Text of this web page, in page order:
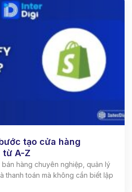
tạo cửa hàng
từ A-Z
hàng chuyên nghiệp, quản lý
thanh toán mà không cần biết lập